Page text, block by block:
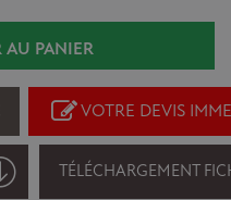
AU PANIER
VOTRE DEVIS
TÉLÉCHARGEMENT